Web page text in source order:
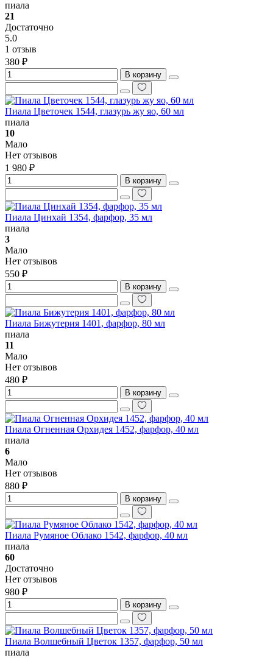
пиала
21
Достаточно
5.0
1 отзыв
380 ₽
В корзину
Пиала Цветочек 1544, глазурь жу яо, 60 мл
пиала
10
Мало
Нет отзывов
1 980 ₽
В корзину
Пиала Цинхай 1354, фарфор, 35 мл
пиала
3
Мало
Нет отзывов
550 ₽
В корзину
Пиала Бижутерия 1401, фарфор, 80 мл
пиала
11
Мало
Нет отзывов
480 ₽
В корзину
Пиала Огненная Орхидея 1452, фарфор, 40 мл
пиала
6
Мало
Нет отзывов
880 ₽
В корзину
Пиала Румяное Облако 1542, фарфор, 40 мл
пиала
60
Достаточно
Нет отзывов
980 ₽
В корзину
Пиала Волшебный Цветок 1357, фарфор, 50 мл
пиала